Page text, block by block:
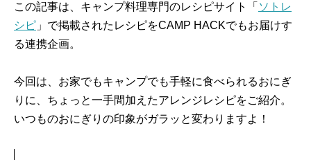
この記事は、キャンプ料理専門のレシピサイト「 ソトレ
シピ 」で掲載されたレシピをCAMP HACKでもお届けす
る連携企画。
今回は、お家でもキャンプでも手軽に食べられるおにぎ
りに、ちょっと一手間加えたアレンジレシピをご紹介。
いつものおにぎりの印象がガラッと変わりますよ！